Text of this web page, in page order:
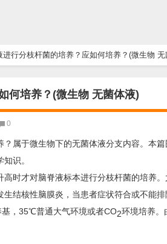
行分枝杆菌的培养？应如何培养？(微生物 无
何培养？(微生物 无菌体液)
0
属于微生物下的无菌体液分支内容。本
识。
时才对脑脊液标本进行分枝杆菌的培养
结核性脑膜炎，当患者症状符合或不能
，35℃普通大气环境或者CO2环境培养。